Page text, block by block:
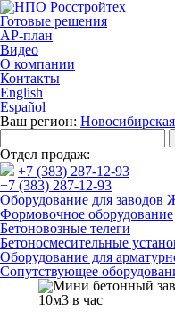
Готовые решения
АР-план
Видео
О компании
Контакты
English
Español
Ваш регион:
Отдел продаж:
+7 (383) 287-12-93
+7 (383) 287-12-93
Оборудование для заводов
Формовочное оборудование
Бетоновозные телеги
Бетоносмесительные
Оборудование для
Сопутствующее